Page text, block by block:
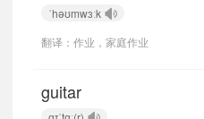
ˈhəʊmwɜːk
翻译：作业，家庭作业
guitar